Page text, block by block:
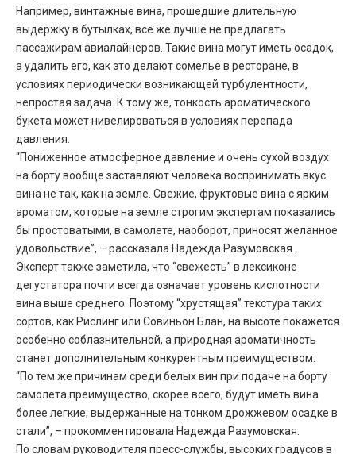
Например, винтажные вина, прошедшие длительную
выдержку в бутылках, все же лучше не предлагать
пассажирам авиалайнеров. Такие вина могут иметь осадок,
а удалить его, как это делают сомелье в ресторане, в
условиях периодически возникающей турбулентности,
непростая задача. К тому же, тонкость ароматического
букета может нивелироваться в условиях перепада
давления.
“Пониженное атмосферное давление и очень сухой воздух
на борту вообще заставляют человека воспринимать вкус
вина не так, как на земле. Свежие, фруктовые вина с ярким
ароматом, которые на земле строгим экспертам показались
бы простоватыми, в самолете, наоборот, приносят желанное
удовольствие”, – рассказала Надежда Разумовская.
Эксперт также заметила, что “свежесть” в лексиконе
дегустатора почти всегда означает уровень кислотности
вина выше среднего. Поэтому “хрустящая” текстура таких
сортов, как Рислинг или Совиньон Блан, на высоте покажется
особенно соблазнительной, а природная ароматичность
станет дополнительным конкурентным преимуществом.
“По тем же причинам среди белых вин при подаче на борту
самолета преимущество, скорее всего, будут иметь вина
более легкие, выдержанные на тонком дрожжевом осадке в
стали”, – прокомментировала Надежда Разумовская.
По словам руководителя пресс-службы, высоких градусов в